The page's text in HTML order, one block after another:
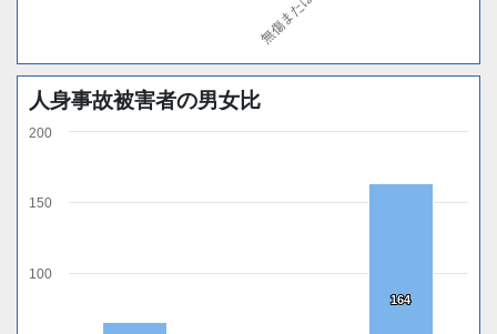
人身事故被害者の男女比
164
164
100
150
200